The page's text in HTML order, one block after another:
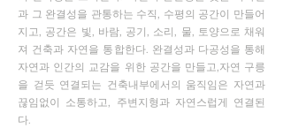
과 그 완결성을 관통하는 수직, 수평의 공간이 만들어
지고, 공간은 빛, 바람, 공기, 소리, 물, 토양으로 채워
져 건축과 자연을 통합한다. 완결성과 다공성을 통해
자연과 인간의 교감을 위한 공간을 만들고,자연 구릉
을 걷듯 연결되는 건축내부에서의 움직임은 자연과
끊임없이 소통하고, 주변지형과 자연스럽게 연결된
다.